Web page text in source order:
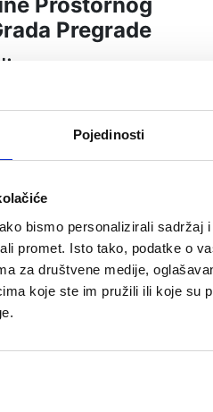
Pojedinosti
bismo personalizirali sadržaj
promet. Isto tako, podatke o
za društvene medije,
koje ste im pružili ili koje su
Pregrade
provedbu
Grada
KB
i dopuna
glasnik
268.41
glasnik